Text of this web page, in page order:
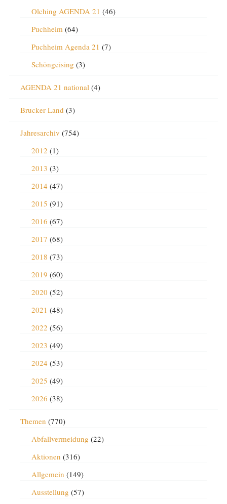
Olching AGENDA 21 (46)
Puchheim(64)
Puchheim Agenda 21 (7)
Schöngeising (3)
AGENDA 21 national(4)
Brucker Land (3)
Jahresarchiv (754)
2012 (1)
2013 (3)
2014 (47)
2015 (91)
2016 (67)
2017 (68)
2018 (73)
2019 (60)
2020 (52)
2021 (48)
2022 (56)
2023 (49)
2024 (53)
2025 (49)
2026 (38)
Themen (770)
Abfallvermeidung (22)
Aktionen (316)
Allgemein (149)
Ausstellung (57)